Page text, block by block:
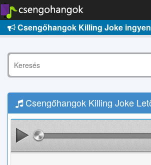
Csengőhangok Killing Joke ingyen
Csengőhangok Killing Joke